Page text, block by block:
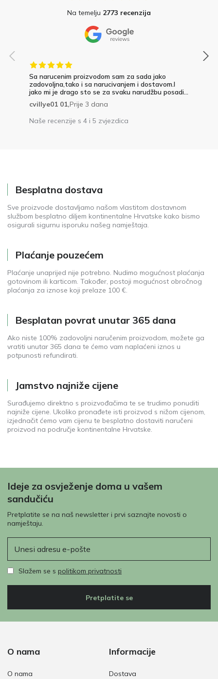
Na temelju 2773 recenzija
Sa narucenim proizvodom sam za sada jako
zadovoljna,tako i sa narucivanjem i dostavom.I
jako mi je drago sto se za svaku narudžbu posadi...
cvillye01 01,Prije 3 dana
Naše recenzije s 4 i 5 zvjezdica
Besplatna dostava
Sve proizvode dostavljamo našom vlastitom dostavnom
službom besplatno diljem kontinentalne Hrvatske kako bismo
osigurali sigurnu isporuku našeg namještaja.
Plaćanje pouzećem
Plaćanje unaprijed nije potrebno. Nudimo mogućnost plaćanja
gotovinom ili karticom. Također, postoji mogućnost obročnog
plaćanja za iznose koji prelaze 100 €.
Besplatan povrat unutar 365 dana
Ako niste 100% zadovoljni naručenim proizvodom, možete ga
vratiti unutar 365 dana te ćemo vam naplaćeni iznos u
potpunosti refundirati.
Jamstvo najniže cijene
Surađujemo direktno s proizvođačima te se trudimo ponuditi
najniže cijene. Ukoliko pronađete isti proizvod s nižom cijenom,
izjednačit ćemo vam cijenu te besplatno dostaviti naručeni
proizvod na područje kontinentalne Hrvatske.
Ideje za osvježenje doma u vašem
sandučiću
Pretplatite se na naš newsletter i prvi saznajte novosti o
namještaju.
Slažem se s politikom privatnosti
Pretplatite se
O nama
O nama
Informacije
Dostava